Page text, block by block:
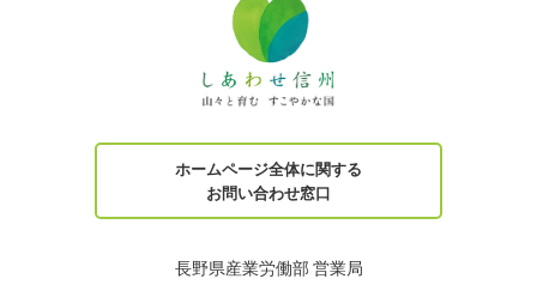
ホームページ全体に関する
お問い合わせ窓口
長野県産業労働部 営業局